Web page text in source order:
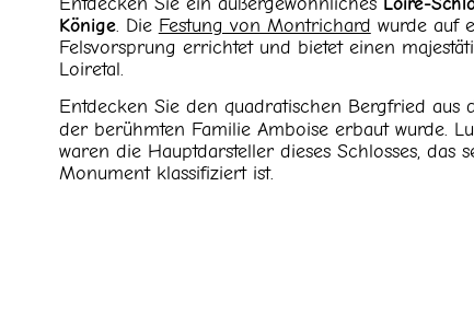
Könige. Die Festung von Montrichard wurde auf
Felsvorsprung errichtet und bietet einen
Loiretal.
Entdecken Sie den quadratischen Bergfried
der berühmten Familie Amboise erbaut wurde.
waren die Hauptdarsteller dieses Schlosses, das
Monument klassifiziert ist.